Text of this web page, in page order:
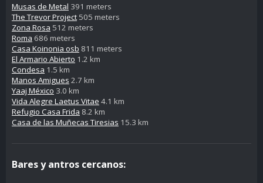
Musas de Metal 391 meters
The Trevor Project 505 meters
Zona Rosa 512 meters
Roma 686 meters
Casa Koinonia osb 811 meters
El Armario Abierto 1.2 km
Condesa 1.5 km
Manos Amigues 2.7 km
Yaaj México 3.0 km
Vida Alegre Laetus Vitae 4.1 km
Refugio Casa Frida 8.2 km
Casa de las Muñecas Tiresias 15.3 km
Bares y antros cercanos: